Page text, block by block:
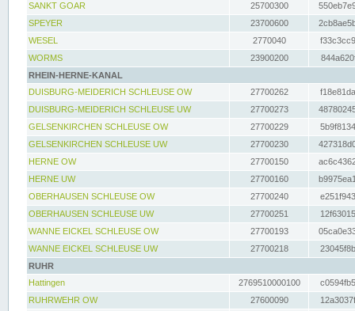
SANKT GOAR
25700300
SPEYER
23700600
WESEL
2770040
WORMS
23900200
RHEIN-HERNE-KANAL
DUISBURG-MEIDERICH SCHLEUSE OW
27700262
DUISBURG-MEIDERICH SCHLEUSE UW
27700273
GELSENKIRCHEN SCHLEUSE OW
27700229
GELSENKIRCHEN SCHLEUSE UW
27700230
HERNE OW
27700150
HERNE UW
27700160
OBERHAUSEN SCHLEUSE OW
27700240
OBERHAUSEN SCHLEUSE UW
27700251
WANNE EICKEL SCHLEUSE OW
27700193
WANNE EICKEL SCHLEUSE UW
27700218
RUHR
Hattingen
2769510000100
RUHRWEHR OW
27600090